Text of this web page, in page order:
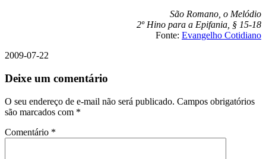
São Romano, o Melódio
2º Hino para a Epifania, § 15-18
Fonte: Evangelho Cotidiano
2009-07-22
Deixe um comentário
O seu endereço de e-mail não será publicado. Campos obrigatórios
são marcados com *
Comentário *